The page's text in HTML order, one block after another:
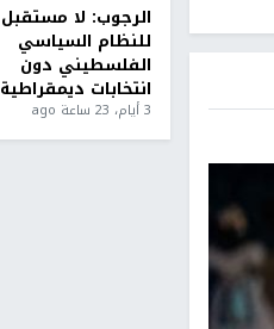
الرجوب: لا مستقبل
للنظام السياسي
الفلسطيني دون
انتخابات ديمقراطية
3 أيام، 23 ساعة ago